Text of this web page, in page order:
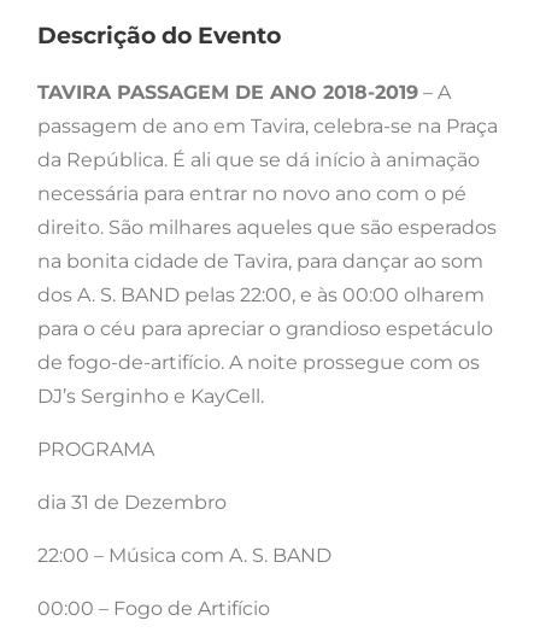
Descrição do Evento
TAVIRA PASSAGEM DE ANO 2018-2019 – A
passagem de ano em Tavira, celebra-se na Praça
da República. É ali que se dá início à animação
necessária para entrar no novo ano com o pé
direito. São milhares aqueles que são esperados
na bonita cidade de Tavira, para dançar ao som
dos A. S. BAND pelas 22:00, e às 00:00 olharem
para o céu para apreciar o grandioso espetáculo
de fogo-de-artifício. A noite prossegue com os
DJ’s Serginho e KayCell.
PROGRAMA
dia 31 de Dezembro
22:00 – Música com A. S. BAND
00:00 – Fogo de Artifício